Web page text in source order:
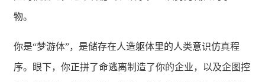
物。
你是“梦游体”，是储存在人造躯体里的人类意识仿真程
序。眼下，你正拼了命逃离制造了你的企业，以及企图控